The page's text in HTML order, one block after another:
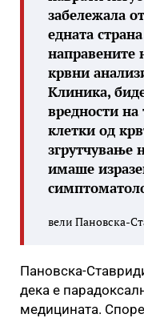
забележала
едната
направените
крвни
Клиника,
вредности
клетки од
згрутчување
имаше
вели Пановска-
Пановска-
дека е
медицината.